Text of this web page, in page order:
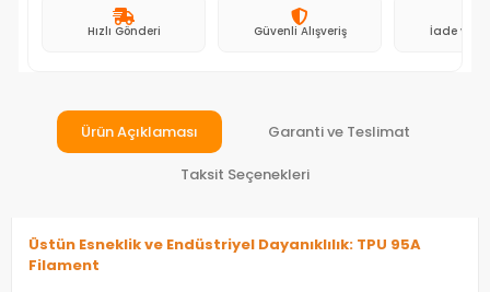
Hızlı Gönderi Güvenli Alışveriş İade ve
Ürün Açıklaması Garanti ve Teslimat
Taksit Seçenekleri
Üstün Esneklik ve Endüstriyel Dayanıklılık: TPU 95A
Filament